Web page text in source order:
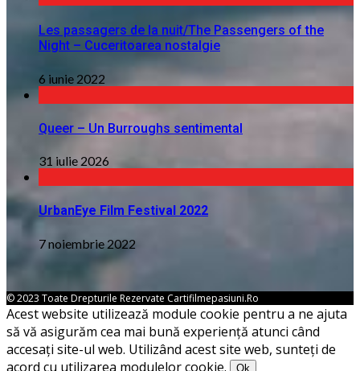
Les passagers de la nuit/The Passengers of the
Night – Cuceritoarea nostalgie
6 iunie 2022
Queer – Un Burroughs sentimental
31 iulie 2026
UrbanEye Film Festival 2022
7 noiembrie 2022
© 2023 Toate Drepturile Rezervate Cartifilmepasiuni.ro
Acest website utilizează module cookie pentru a ne ajuta
să vă asigurăm cea mai bună experiență atunci când
accesați site-ul web. Utilizând acest site web, sunteți de
acord cu utilizarea modulelor cookie.
Ok